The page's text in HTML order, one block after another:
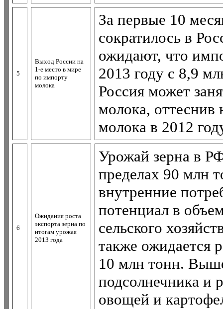
5
Выход России на
1-е место в мире
по импорту
молока
За первые 10
сократилось в
ожидают, что
2013 году с 8,9
Россия может
молока, оттеснив
молока в 2012
6
Ожидания роста
экспорта зерна по
итогам урожая
2013 года
Урожай зерна в
пределах 90 млн
внутренние
потенциал в
сельского
также ожидается
10 млн тонн.
подсолнечника и
овощей и